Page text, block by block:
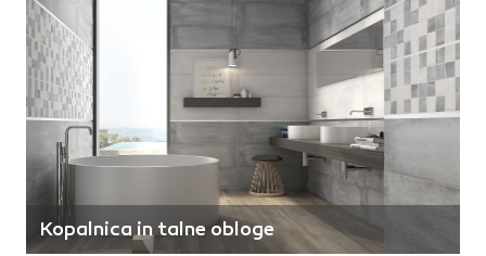
Kopalnica in talne obloge